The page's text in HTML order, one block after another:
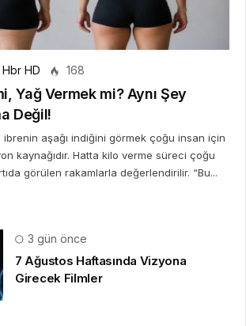
Hbr HD 168
Yağ Vermek mi? Aynı Şey
Değil!
ibrenin aşağı indiğini görmek çoğu insan için
kaynağıdır. Hatta kilo verme süreci çoğu
görülen rakamlarla değerlendirilir. “Bu...
3 gün önce
7 Ağustos Haftasında Vizyona
Girecek Filmler